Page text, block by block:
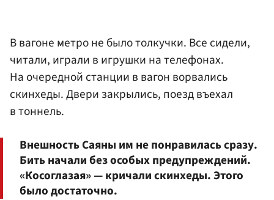
В вагоне метро не было толкучки. Все сидели,
читали, играли в игрушки на телефонах.
На очередной станции в вагон ворвались
скинхеды. Двери закрылись, поезд въехал
в тоннель.
Внешность Саяны им не понравилась сразу.
Бить начали без особых предупреждений.
«Косоглазая» — кричали скинхеды. Этого
было достаточно.